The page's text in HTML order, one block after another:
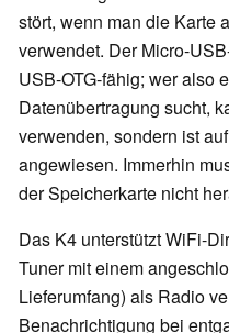
stört, wenn man die Karte
verwendet. Der Micro-
USB-OTG-fähig; wer also
Datenübertragung sucht,
verwenden, sondern ist
angewiesen. Immerhin
der Speicherkarte nicht
Das K4 unterstützt WiFi-
Tuner mit einem
Lieferumfang) als Radio
Benachrichtigung bei